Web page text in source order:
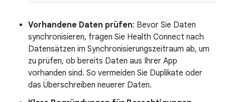
Vorhandene Daten prüfen: Bevor Sie Daten
synchronisieren, fragen Sie Health Connect nach
Datensätzen im Synchronisierungszeitraum ab, um
zu prüfen, ob bereits Daten aus Ihrer App
vorhanden sind. So vermeiden Sie Duplikate oder
das Überschreiben neuerer Daten.